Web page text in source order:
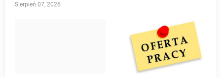
Sierpień 07, 2026